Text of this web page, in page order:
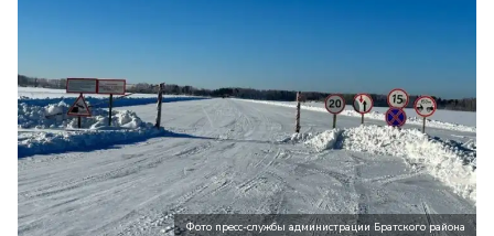
Фото пресс-службы администрации Братского района